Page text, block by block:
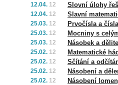
12.04. 12 Slovní úlohy
12.04. 12 Slavní
25.03. 12 Prvočísla a
25.03. 12 Mocniny s
25.03. 12 Násobek a
25.02. 12 Matematické
25.02. 12 Sčítání a
25.02. 12 Násobení a
25.02. 12 Násobení